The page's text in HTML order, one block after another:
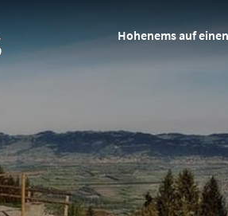
Hohenems auf